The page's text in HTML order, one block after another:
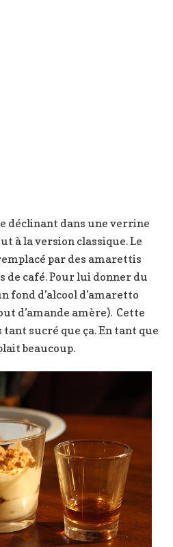
déclinant dans une verrine
à la version classique. Le
par des amarettis
de café. Pour lui donner du
fond d’alcool d’amaretto
d’amande amère). Cette
sucré que ça. En tant que
beaucoup.